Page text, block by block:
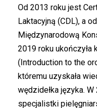
Od 2013 roku jest
Laktacyjną (CDL), a
Międzynarodową
2019 roku ukończyła
(Introduction to the
któremu uzyskała
wędzidełka języka. W
specjalistki